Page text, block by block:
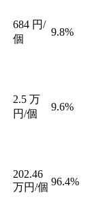
684 円/
個
9.8%
2.5 万
円/個
9.6%
202.46
万円/個 96.4%